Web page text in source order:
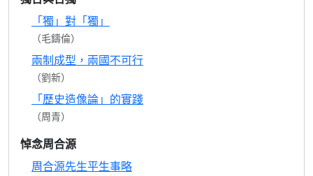
「獨」對「獨」
（毛鑄倫）
兩制成型，兩國不可行
（劉新）
「歷史造像論」的實踐
（周青）
悼念周合源
周合源先生平生事略